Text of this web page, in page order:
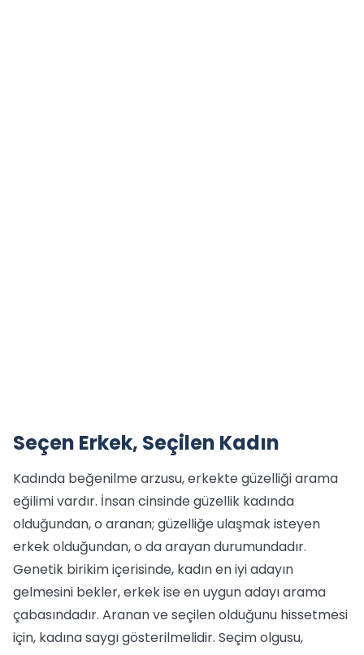
Seçen Erkek, Seçilen Kadın
Kadında beğenilme arzusu, erkekte güzelliği arama
eğilimi vardır. İnsan cinsinde güzellik kadında
olduğundan, o aranan; güzelliğe ulaşmak isteyen
erkek olduğundan, o da arayan durumundadır.
Genetik birikim içerisinde, kadın en iyi adayın
gelmesini bekler, erkek ise en uygun adayı arama
çabasındadır. Aranan ve seçilen olduğunu hissetmesi
için, kadına saygı gösterilmelidir. Seçim olgusu,